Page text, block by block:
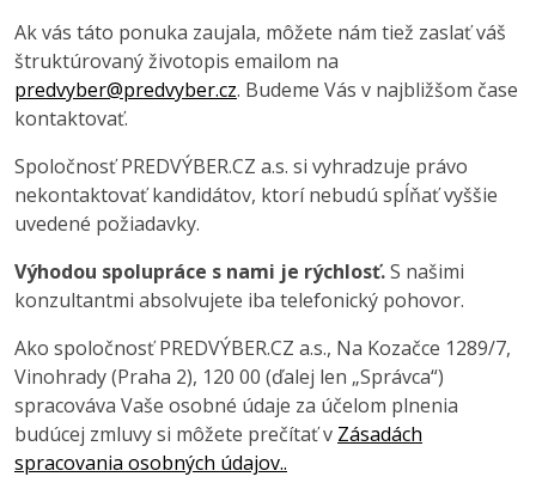
Ak vás táto ponuka zaujala, môžete nám tiež zaslať váš
štruktúrovaný životopis emailom na
predvyber@predvyber.cz. Budeme Vás v najbližšom čase
kontaktovať.
Spoločnosť PREDVÝBER.CZ a.s. si vyhradzuje právo
nekontaktovať kandidátov, ktorí nebudú spĺňať vyššie
uvedené požiadavky.
Výhodou spolupráce s nami je rýchlosť.S našimi
konzultantmi absolvujete iba telefonický pohovor.
Ako spoločnosť PREDVÝBER.CZ a.s., Na Kozačce 1289/7,
Vinohrady (Praha 2), 120 00 (ďalej len „Správca“)
spracováva Vaše osobné údaje za účelom plnenia
budúcej zmluvy si môžete prečítať v Zásadách
spracovania osobných údajov..